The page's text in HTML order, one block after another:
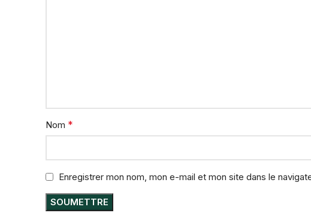
Nom *
Enregistrer mon nom, mon e-mail et mon site dans le